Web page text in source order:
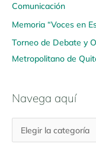
Comunicación
Memoria “Voces en
Torneo de Debate y
Metropolitano de
Navega aquí